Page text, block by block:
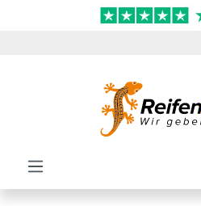
Zum Hauptinhalt springen